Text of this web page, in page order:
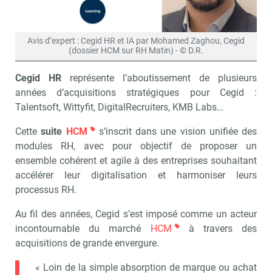
Avis d’expert : Cegid HR et IA par Mohamed Zaghou, Cegid
(dossier HCM sur RH Matin) - © D.R.
Cegid HR représente l’aboutissement de plusieurs
années d’acquisitions stratégiques pour Cegid :
Talentsoft, Wittyfit, DigitalRecruiters, KMB Labs…
Cettesuite HCM
s’inscrit dans une vision unifiée des
modules RH, avec pour objectif de proposer un
ensemble cohérent et agile à des entreprises souhaitant
accélérer leur digitalisation et harmoniser leurs
processus RH.
Au fil des années, Cegid s’est imposé comme un acteur
incontournable du marché HCM
à travers des
acquisitions de grande envergure.
« Loin de la simple absorption de marque ou achat